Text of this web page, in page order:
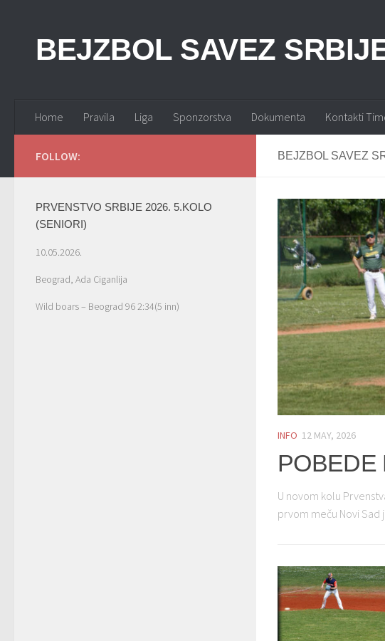
BEJZBOL SAVEZ
Home Pravila Liga Sponzorstva Dokumenta Kontakti
BEJZBOL SAVEZ
INFO 12 MAY, 2026
POBEDE
U novom kolu
prvom meču Novi Sad
FOLLOW:
PRVENSTVO SRBIJE 2026. 5.KOLO
(SENIORI)
10.05.2026.
Beograd, Ada Ciganlija
Wild boars – Beograd 96 2:34(5 inn)